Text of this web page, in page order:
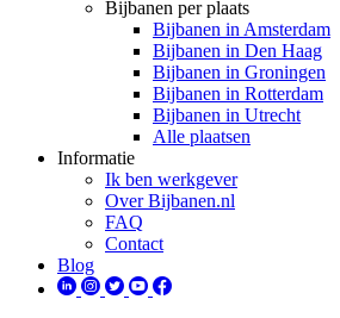
Bijbanen per plaats
Bijbanen in Amsterdam
Bijbanen in Den Haag
Bijbanen in Groningen
Bijbanen in Rotterdam
Bijbanen in Utrecht
Alle plaatsen
Informatie
Ik ben werkgever
Over Bijbanen.nl
FAQ
Contact
Blog